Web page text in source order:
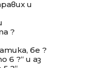
и
?
бе ?
6 ?“ и аз